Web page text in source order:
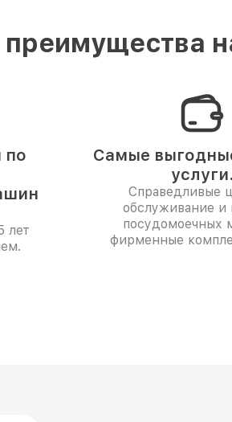
преимущества
по
лет
Самые
услуги.
Справедливые
обслуживание и
посудомоечных
фирменные